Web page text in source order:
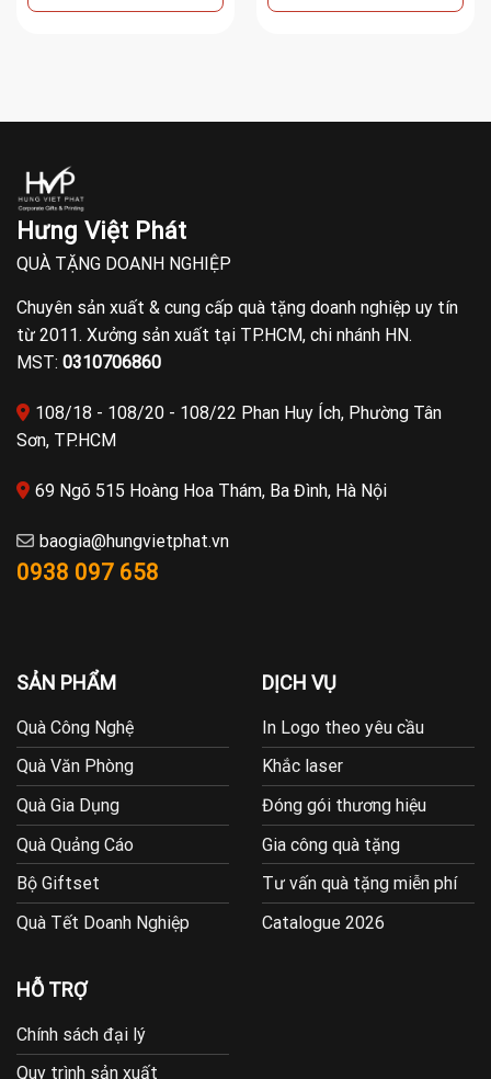
Hưng Việt Phát
QUÀ TẶNG DOANH NGHIỆP
Chuyên sản xuất & cung cấp quà tặng doanh nghiệp uy tín
từ 2011. Xưởng sản xuất tại TP.HCM, chi nhánh HN.
MST: 0310706860
108/18 - 108/20 - 108/22 Phan Huy Ích, Phường Tân
Sơn, TP.HCM
69 Ngõ 515 Hoàng Hoa Thám, Ba Đình, Hà Nội
baogia@hungvietphat.vn
0938 097 658
SẢN PHẨM
Quà Công Nghệ
Quà Văn Phòng
Quà Gia Dụng
Quà Quảng Cáo
Bộ Giftset
Quà Tết Doanh Nghiệp
DỊCH VỤ
In Logo theo yêu cầu
Khắc laser
Đóng gói thương hiệu
Gia công quà tặng
Tư vấn quà tặng miễn phí
Catalogue 2026
HỖ TRỢ
Chính sách đại lý
Quy trình sản xuất